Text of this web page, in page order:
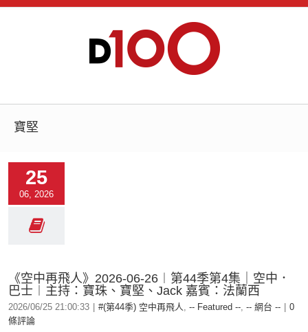
寶堅
25
06, 2026
《空中再飛人》2026-06-26︱第44季第4集｜空中．
巴士︱主持：寶珠、寶堅、Jack 嘉賓：法蘭西
2026/06/25 21:00:33 #(第44季) 空中再飛人, -- Featured --, -- 網台 --
0
條評論